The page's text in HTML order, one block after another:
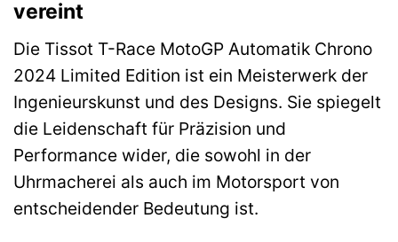
vereint
Die Tissot T-Race MotoGP Automatik Chrono
2024 Limited Edition ist ein Meisterwerk der
Ingenieurskunst und des Designs. Sie spiegelt
die Leidenschaft für Präzision und
Performance wider, die sowohl in der
Uhrmacherei als auch im Motorsport von
entscheidender Bedeutung ist.